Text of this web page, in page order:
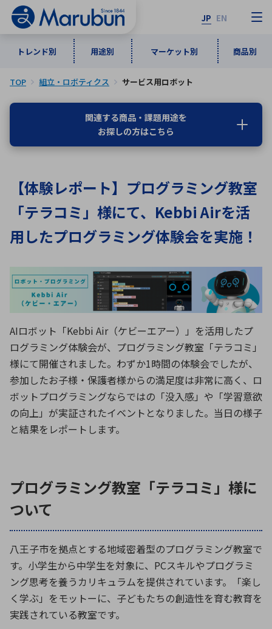
JP EN
トレンド別 用途別 マーケット別 商品別
トレンド別
インダストリアルDXソリューション
5G・Local 5G
ワイヤレス給電
ロボティクス（AI）
データセンタ・クラウド
ミリ波レーダー
ブログ｜ここから始まる最新技術
用途別
通信・ネットワーク
監視・セキュリティ
計測・検出
品質管理・検査
接着・接合
製品製造・加工
レーダ・衛星通信
照射
シミュレーター
環境構築・開発システム
マーケット別
情報通信 宇宙・防衛
民生 医療
商品別
計測・測定・表示機器 検査・分析機器
ICTソリューション 組立・ロボティクス
レーザー・光学部品 組込コンピュータ
特定用途向け・その他 サービス
メーカ一覧
な行
は行 ま行
や行
ら行
わ行
A B C
D
E
F G
H
I
J K
L
M
N O
P
Q
R S
T
U
V W
X
Z
TOP 組立・ロボティクス サービス用ロボット
関連する商品・課題用途を
お探しの方はこちら
【体験レポート】プログラミング教室
「テラコミ」様にて、Kebbi Airを活
用したプログラミング体験会を実施！
AIロボット「Kebbi Air（ケビーエアー）」を活用したプ
ログラミング体験会が、プログラミング教室「テラコミ」
様にて開催されました。わずか1時間の体験会でしたが、
参加したお子様・保護者様からの満足度は非常に高く、ロ
ボットプログラミングならではの「没入感」や「学習意欲
の向上」が実証されたイベントとなりました。当日の様子
と結果をレポートします。
プログラミング教室「テラコミ」様に
ついて
八王子市を拠点とする地域密着型のプログラミング教室で
す。小学生から中学生を対象に、PCスキルやプログラミ
ング思考を養うカリキュラムを提供されています。「楽し
く学ぶ」をモットーに、子どもたちの創造性を育む教育を
実践されている教室です。